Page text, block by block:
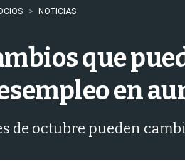
NOTICIAS
que
en
de octubre pueden